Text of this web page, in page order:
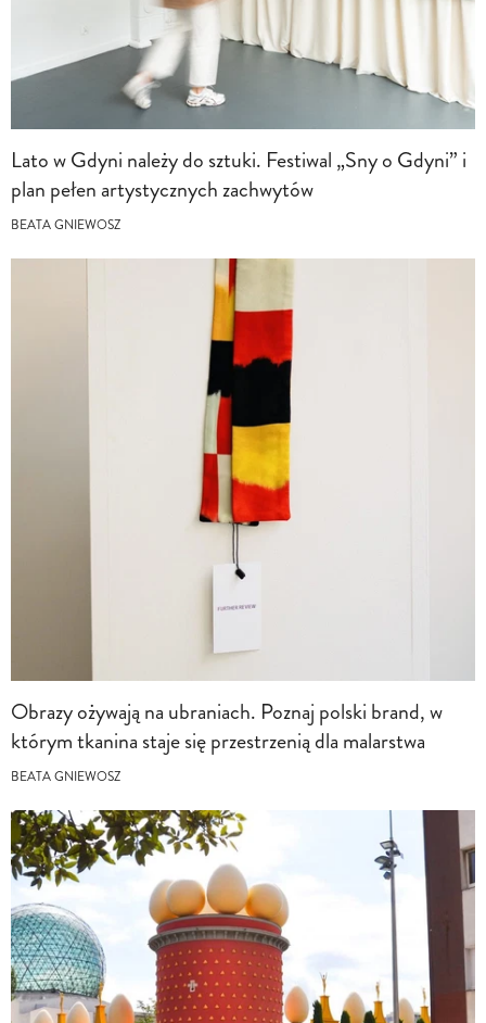
Lato w Gdyni należy do sztuki. Festiwal „Sny o Gdyni” i
plan pełen artystycznych zachwytów
BEATA GNIEWOSZ
Obrazy ożywają na ubraniach. Poznaj polski brand, w
którym tkanina staje się przestrzenią dla malarstwa
BEATA GNIEWOSZ